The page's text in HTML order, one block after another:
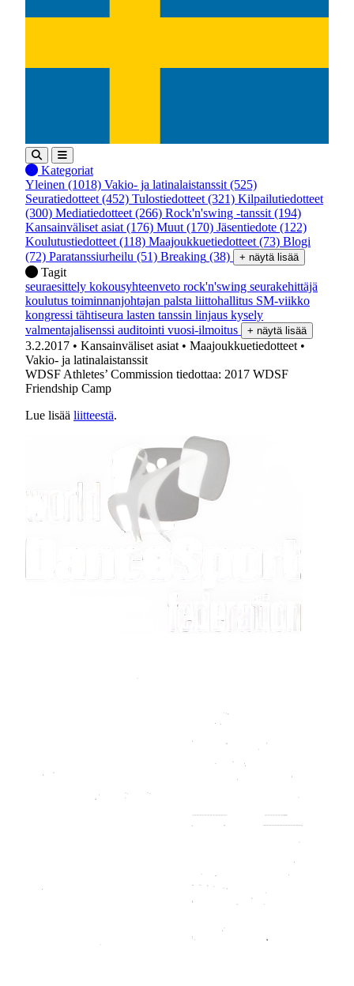
Kategoriat
Yleinen (1018) Vakio- ja latinalaistanssit (525)
Seuratiedotteet (452) Tulostiedotteet (321) Kilpailutiedotteet
(300) Mediatiedotteet (266) Rock'n'swing -tanssit (194)
Kansainväliset asiat (176) Muut (170) Jäsentiedote (122)
Koulutustiedotteet (118) Maajoukkuetiedotteet (73) Blogi
(72) Paratanssiurheilu (51) Breaking (38) + näytä lisää
Tagit
seuraesittely kokousyhteenveto rock'n'swing seurakehittäjä
koulutus toiminnanjohtajan palsta liittohallitus SM-viikko
kongressi tähtiseura lasten tanssin linjaus kysely
valmentajalisenssi auditointi vuosi-ilmoitus + näytä lisää
3.2.2017 • Kansainväliset asiat • Maajoukkuetiedotteet •
Vakio- ja latinalaistanssit
WDSF Athletes’ Commission tiedottaa: 2017 WDSF
Friendship Camp
Lue lisää liitteestä.